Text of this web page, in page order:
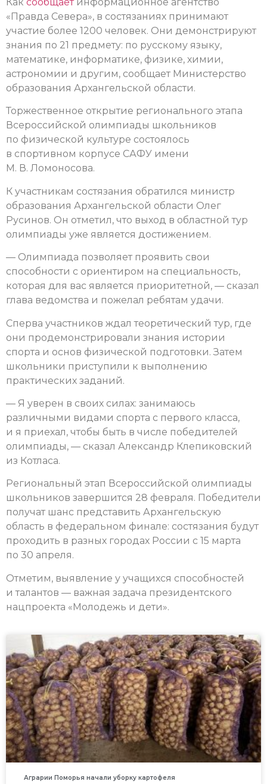
«Правда Севера», в состязаниях принимают
участие более 1200 человек. Они демонстрируют
знания по 21 предмету: по русскому языку,
математике, информатике, физике, химии,
астрономии и другим, сообщает Министерство
образования Архангельской области.
Торжественное открытие регионального этапа
Всероссийской олимпиады школьников
по физической культуре состоялось
в спортивном корпусе САФУ имени
М. В. Ломоносова.
К участникам состязания обратился министр
образования Архангельской области Олег
Русинов. Он отметил, что выход в областной тур
олимпиады уже является достижением.
— Олимпиада позволяет проявить свои
способности с ориентиром на специальность,
которая для вас является приоритетной, — сказал
глава ведомства и пожелал ребятам удачи.
Сперва участников ждал теоретический тур, где
они продемонстрировали знания истории
спорта и основ физической подготовки. Затем
школьники приступили к выполнению
практических заданий.
— Я уверен в своих силах: занимаюсь
различными видами спорта с первого класса,
и я приехал, чтобы быть в числе победителей
олимпиады, — сказал Александр Клепиковский
из Котласа.
Региональный этап Всероссийской олимпиады
школьников завершится 28 февраля. Победители
получат шанс представить Архангельскую
область в федеральном финале: состязания будут
проходить в разных городах России с 15 марта
по 30 апреля.
Отметим, выявление у учащихся способностей
и талантов — важная задача президентского
нацпроекта «Молодежь и дети».
Аграрии Поморья начали уборку картофеля